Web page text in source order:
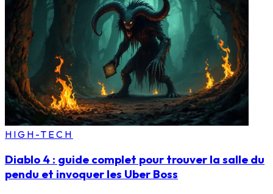
HIGH-TECH
Diablo 4 : guide complet pour trouver la salle du
pendu et invoquer les Uber Boss